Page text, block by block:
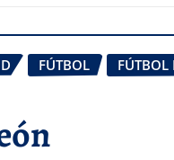
FÚTBOL FÚTBOL